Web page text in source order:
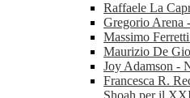
Raffaele La
Gregorio Arena
Massimo
Maurizio De
Joy Adamson -
Francesca R.